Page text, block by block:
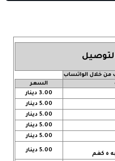
من خلال الواتساب
السعر
3.00 دينار
5.00 دينار
5.00 دينار
5.00 دينار
5.00 دينار
5.00 دينار